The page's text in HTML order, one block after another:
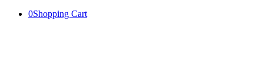
0Shopping Cart